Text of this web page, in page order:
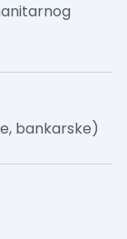
bankarske)